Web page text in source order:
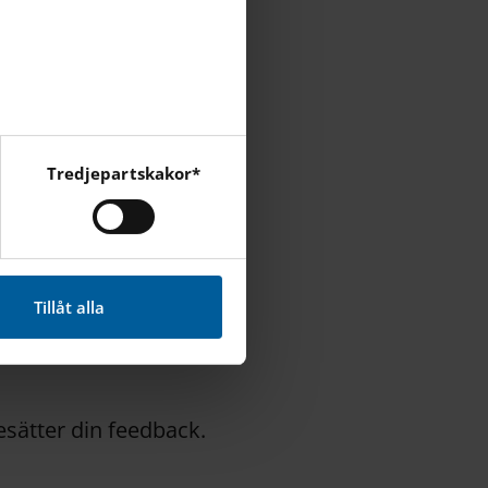
Instagram och
Tredjepartskakor*
Tillåt alla
din feedback.